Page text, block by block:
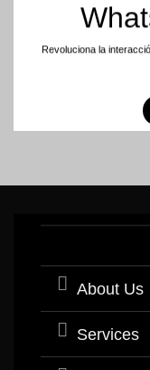
Revoluciona la
About Us
Services